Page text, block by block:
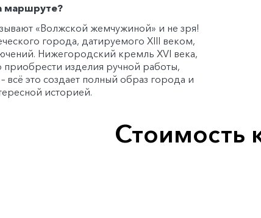
маршруте?
«Волжской жемчужиной» и не зря!
города, датируемого XIII веком,
Нижегородский кремль XVI века,
изделия ручной работы,
всё это создает полный образ города и
историей.
Стоимость